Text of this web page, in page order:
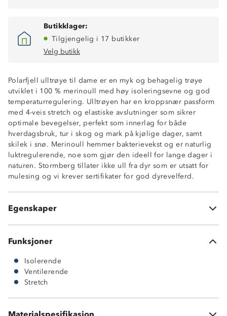
Butikklager:
Tilgjengelig i 17 butikker
Velg butikk
Polarfjell ulltrøye til dame er en myk og behagelig trøye
utviklet i 100 % merinoull med høy isoleringsevne og god
temperaturregulering. Ulltrøyen har en kroppsnær passform
med 4-veis stretch og elastiske avslutninger som sikrer
optimale bevegelser, perfekt som innerlag for både
hverdagsbruk, tur i skog og mark på kjølige dager, samt
skilek i snø. Merinoull hemmer bakterievekst og er naturlig
luktregulerende, noe som gjør den ideell for lange dager i
naturen. Stormberg tillater ikke ull fra dyr som er utsatt for
mulesing og vi krever sertifikater for god dyrevelferd.
Egenskaper
100 % merinoull
Høy isoleringsevne
4-veis stretch
Temperaturregulerende
Mulesingfri-ull
Funksjoner
Isolerende
Ventilerende
Stretch